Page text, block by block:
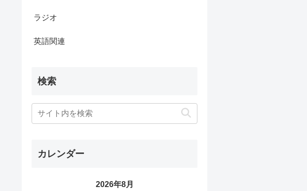
ラジオ
英語関連
検索
カレンダー
2026年8月